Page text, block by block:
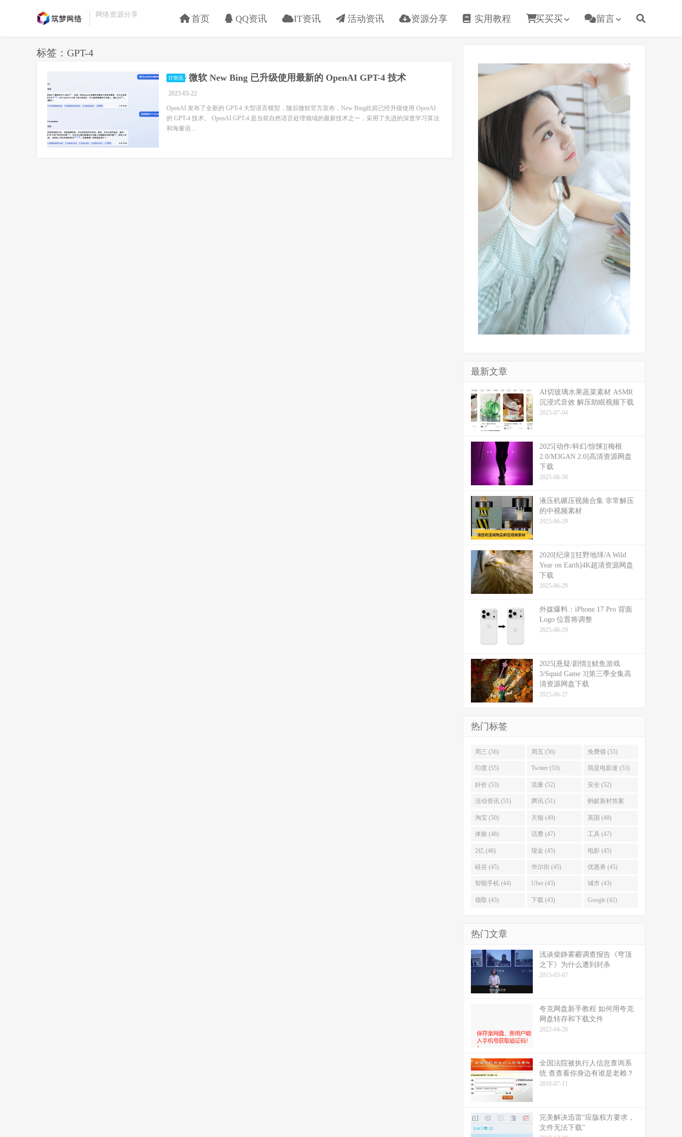
网络资源分享 首页 QQ资讯 IT资讯 活动资讯 资源分享 实用教程 买买买 留言
标签：GPT-4
IT资讯 微软 New Bing 已升级使用最新的 OpenAI GPT-4 技术
2023-03-22
OpenAI 发布了全新的 GPT-4 大型语言模型，随后微软官方宣布，New Bing此前已经升级使用 OpenAI
的 GPT-4 技术。 OpenAI GPT-4 是当前自然语言处理领域的最新技术之一，采用了先进的深度学习算法
和海量语...
最新文章
​​AI切玻璃水果蔬菜素材 ASMR
沉浸式音效 解压助眠视频下载
2025-07-04
2025[动作/科幻/惊悚][梅根
2.0/M3GAN 2.0]高清资源网盘
下载
2025-06-30
液压机碾压视频合集 非常解压
的中视频素材
2025-06-29
2020[纪录][狂野地球/A Wild
Year on Earth]4K超清资源网盘
下载
2025-06-29
外媒爆料：​​iPhone 17 Pro 背面
Logo 位置将调整​​
2025-06-29
2025[悬疑/剧情][鱿鱼游戏
3/Squid Game 3]第三季全集高
清资源网盘下载
2025-06-27
热门标签
周三 (56) 周五 (56) 免费领 (55)
印度 (55) Twitter (53) 我是电影迷 (53)
好价 (53) 流量 (52) 安全 (52)
活动资讯 (51) 腾讯 (51) 蚂蚁新村答案
(51)
淘宝 (50) 天猫 (49) 英国 (48)
体验 (48) 话费 (47) 工具 (47)
2亿 (46) 现金 (45) 电影 (45)
硅谷 (45) 华尔街 (45) 优惠券 (45)
智能手机 (44) Uber (43) 城市 (43)
领取 (43) 下载 (43) Google (42)
热门文章
浅谈柴静雾霾调查报告《穹顶
之下》为什么遭到封杀
2015-03-07
夸克网盘新手教程 如何用夸克
网盘转存和下载文件
2022-04-28
全国法院被执行人信息查询系
统 查查看你身边有谁是老赖？
2018-07-11
完美解决迅雷“应版权方要求，
文件无法下载”